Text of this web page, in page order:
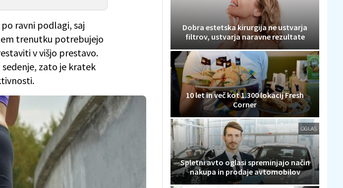
ravni podlagi, saj
trenutku potrebujejo
v višjo prestavo.
zato je kratek
Dobra estetska kirurgija ne ustvarja
filtrov, ustvarja naravne rezultate
10 let in več kot 1.300 lokacij Fresh
Corner
OGLAS
Spletni avto oglasi spreminjajo način
nakupa in prodaje avtomobilov